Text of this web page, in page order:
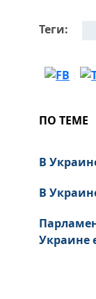
Теги:
ПО ТЕМЕ
В
В
Украине